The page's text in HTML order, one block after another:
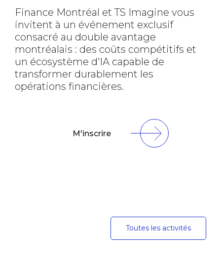
Finance Montréal et TS Imagine vous
invitent à un événement exclusif
consacré au double avantage
montréalais : des coûts compétitifs et
un écosystème d'IA capable de
transformer durablement les
opérations financières.
M'inscrire
Toutes les activités